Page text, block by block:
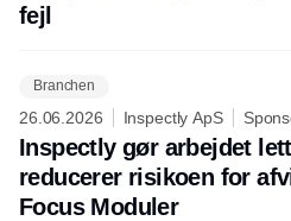
fejl
Branchen
26.06.2026 Inspectly ApS
Inspectly gør arbejdet
reducerer risikoen for
Focus Moduler